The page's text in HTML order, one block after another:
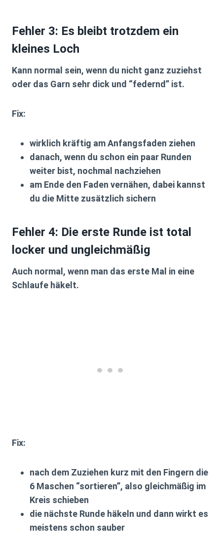
Fehler 3: Es bleibt trotzdem ein
kleines Loch
Kann normal sein, wenn du nicht ganz zuziehst
oder das Garn sehr dick und “federnd” ist.
Fix:
wirklich kräftig am Anfangsfaden ziehen
danach, wenn du schon ein paar Runden
weiter bist, nochmal nachziehen
am Ende den Faden vernähen, dabei kannst
du die Mitte zusätzlich sichern
Fehler 4: Die erste Runde ist total
locker und ungleichmäßig
Auch normal, wenn man das erste Mal in eine
Schlaufe häkelt.
Fix:
nach dem Zuziehen kurz mit den Fingern die
6 Maschen “sortieren”, also gleichmäßig im
Kreis schieben
die nächste Runde häkeln und dann wirkt es
meistens schon sauber